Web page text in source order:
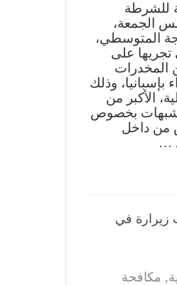
للشرطة
الجمعة،
المتوسطي،
تجريها على
طنا من المخدرات
بإسبانيا، وذلك
الأكبر من
شبهات بخصوص
من داخل
…
زيرارة في
, مكافحة